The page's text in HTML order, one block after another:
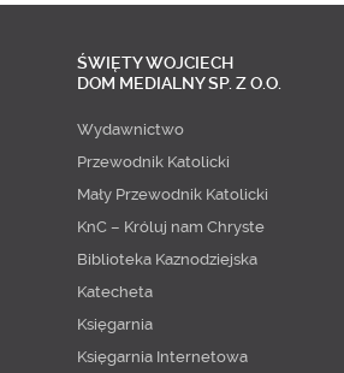
ŚWIĘTY WOJCIECH
DOM MEDIALNY SP. Z O.O.
Wydawnictwo
Przewodnik Katolicki
Mały Przewodnik Katolicki
KnC – Króluj nam Chryste
Biblioteka Kaznodziejska
Katecheta
Księgarnia
Księgarnia Internetowa